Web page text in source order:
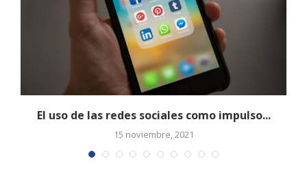
El uso de las redes sociales como impulso...
15 noviembre, 2021